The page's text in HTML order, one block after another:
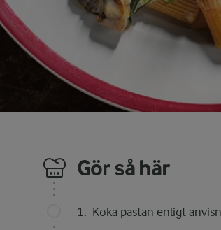
Gör så här
Koka pastan enligt